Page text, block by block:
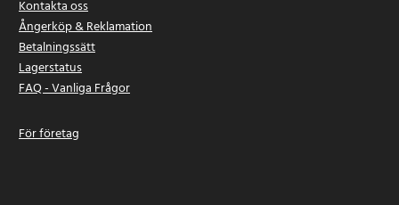
Kontakta oss
Ångerköp & Reklamation
Betalningssätt
Lagerstatus
FAQ - Vanliga Frågor
För företag